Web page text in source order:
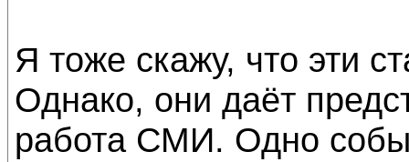
Я тоже скажу, что эти
Однако, они даёт
работа СМИ. Одно